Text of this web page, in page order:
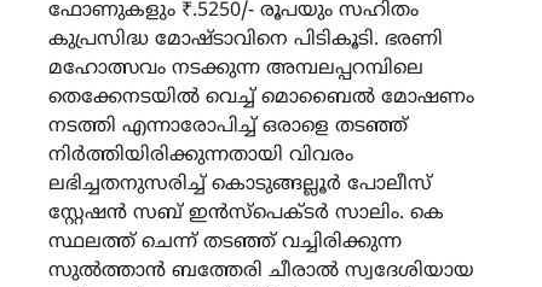
ഫോണുകളും ₹.5250/- രൂപയും സഹിതം
കുപ്രസിദ്ധ മോഷ്ടാവിനെ പിടികൂടി. ഭരണി
മഹോത്സവം നടക്കുന്ന അമ്പലപ്പറമ്പിലെ
തെക്കേനടയിൽ വെച്ച് മൊബൈൽ മോഷണം
നടത്തി എന്നാരോപിച്ച് ഒരാളെ തടഞ്ഞ്
നിർത്തിയിരിക്കുന്നതായി വിവരം
ലഭിച്ചതനുസരിച്ച് കൊടുങ്ങല്ലൂർ പോലീസ്
സ്റ്റേഷൻ സബ് ഇൻസ്പെക്ടർ സാലിം. കെ
സ്ഥലത്ത് ചെന്ന് തടഞ്ഞ് വച്ചിരിക്കുന്ന
സുൽത്താൻ ബത്തേരി ചീരാൽ സ്വദേശിയായ